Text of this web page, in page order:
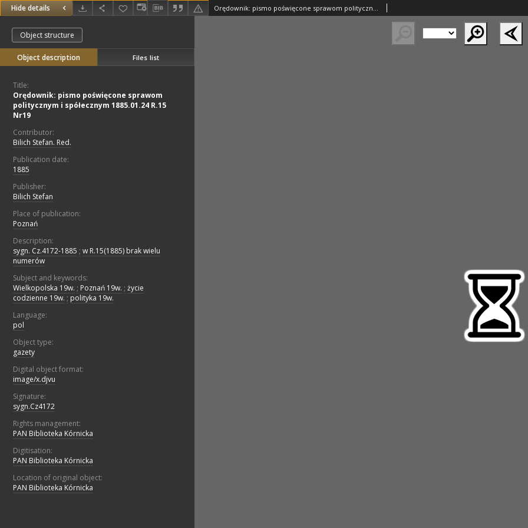
Hide details Orędownik: pismo poświęcone sprawom politycznym i spółecznym 1885.01.24 R.15 Nr19
Object structure
Object description Files list
Title:
Orędownik: pismo poświęcone sprawom
politycznym i spółecznym 1885.01.24 R.15
Nr19
Contributor:
Bilich Stefan. Red.
Publication date:
1885
Publisher:
Bilich Stefan
Place of publication:
Poznań
Description:
sygn. Cz.4172-1885 ; w R.15(1885) brak wielu
numerów
Subject and keywords:
Wielkopolska 19w. ; Poznań 19w. ; życie
codzienne 19w. ; polityka 19w.
Language:
pol
Object type:
gazety
Digital object format:
image/x.djvu
Signature:
sygn.Cz4172
Rights management:
PAN Biblioteka Kórnicka
Digitisation:
PAN Biblioteka Kórnicka
Location of original object:
PAN Biblioteka Kórnicka